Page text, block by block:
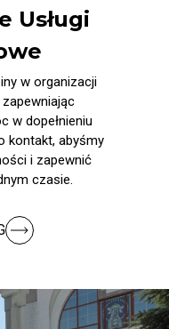
Usługi
w organizacji
w dopełnieniu
kontakt, abyśmy
i zapewnić
czasie.